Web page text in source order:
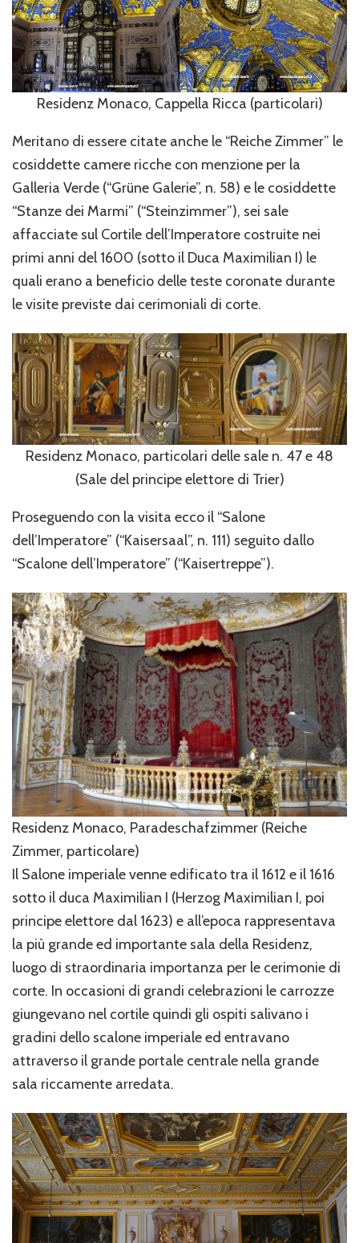
Residenz Monaco, Cappella Ricca (particolari)
Meritano di essere citate anche le “Reiche Zimmer” le
cosiddette camere ricche con menzione per la
Galleria Verde (“Grüne Galerie”, n. 58) e le cosiddette
“Stanze dei Marmi” (“Steinzimmer”), sei sale
affacciate sul Cortile dell’Imperatore costruite nei
primi anni del 1600 (sotto il Duca Maximilian I) le
quali erano a beneficio delle teste coronate durante
le visite previste dai cerimoniali di corte.
Residenz Monaco, particolari delle sale n. 47 e 48
(Sale del principe elettore di Trier)
Proseguendo con la visita ecco il “Salone
dell’Imperatore” (“Kaisersaal”, n. 111) seguito dallo
“Scalone dell’Imperatore” (“Kaisertreppe”).
Residenz Monaco, Paradeschafzimmer (Reiche
Zimmer, particolare)
Il Salone imperiale venne edificato tra il 1612 e il 1616
sotto il duca Maximilian I (Herzog Maximilian I, poi
principe elettore dal 1623) e all’epoca rappresentava
la più grande ed importante sala della Residenz,
luogo di straordinaria importanza per le cerimonie di
corte. In occasioni di grandi celebrazioni le carrozze
giungevano nel cortile quindi gli ospiti salivano i
gradini dello scalone imperiale ed entravano
attraverso il grande portale centrale nella grande
sala riccamente arredata.